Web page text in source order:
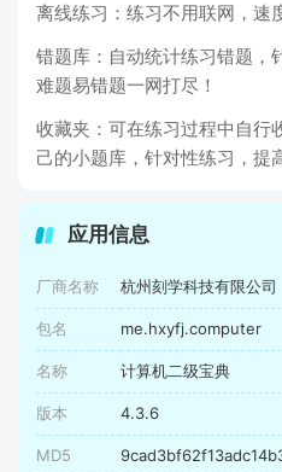
离线练习：练习不用联网，速
错题库：自动统计练习错题，
难题易错题一网打尽！
收藏夹：可在练习过程中自行
己的小题库，针对性练习，提
应用信息
厂商名称 杭州刻学科技有限公司
包名 me.hxyfj.computer
名称 计算机二级宝典
版本 4.3.6
MD5